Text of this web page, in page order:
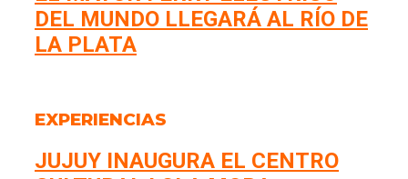
DEL MUNDO LLEGARÁ AL RÍO DE
LA PLATA
EXPERIENCIAS
JUJUY INAUGURA EL CENTRO